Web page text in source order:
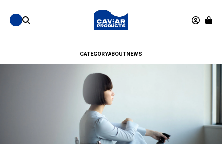
CATEGORYABOUTNEWS